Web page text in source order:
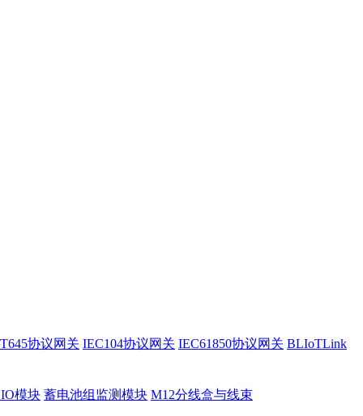
协议网关 IEC104协议网关 IEC61850协议网关 BLIoTLink
模块 蓄电池组监测模块 M12分线盒与线束